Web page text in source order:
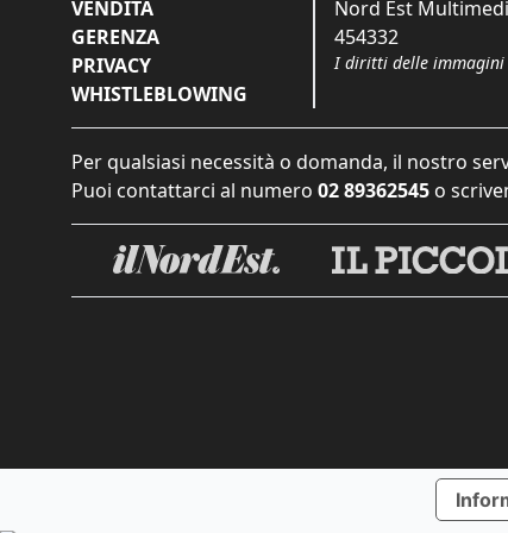
VENDITA
GERENZA
PRIVACY
WHISTLEBLOWING
Nord Est
454332
I diritti delle immagini
Per qualsiasi necessità o domanda, il nostro
Puoi contattarci al numero 02 89362545 o